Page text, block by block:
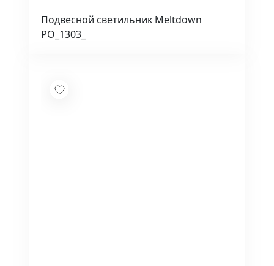
Подвесной светильник Meltdown
PO_1303_